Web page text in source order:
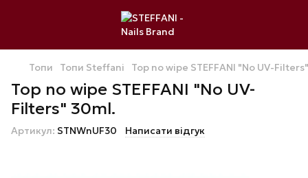
Топи Топи Steffani Top no wipe STEFFANI "No UV-
Top no wipe STEFFANI "No UV-
Filters" 30ml.
Артикул: STNWnUF30 Написати відгук